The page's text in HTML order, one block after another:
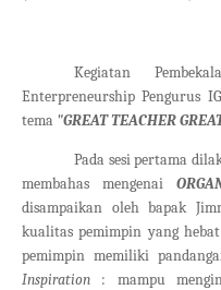
Kegiatan
Enterpreneurship Pengurus
tema "GREAT TEACHER
Pada sesi pertama
membahas mengenai
disampaikan oleh bapak
kualitas pemimpin yang
pemimpin memiliki
Inspiration : mampu